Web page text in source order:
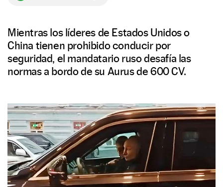
Mientras los líderes de Estados Unidos o
China tienen prohibido conducir por
seguridad, el mandatario ruso desafía las
normas a bordo de su Aurus de 600 CV.